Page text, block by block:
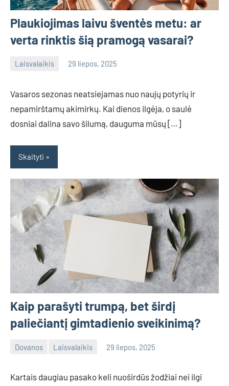
Plaukiojimas laivu šventės metu: ar
verta rinktis šią pramogą vasarai?
Laisvalaikis 29 liepos, 2025
Vasaros sezonas neatsiejamas nuo naujų potyrių ir
nepamirštamų akimirkų. Kai dienos ilgėja, o saulė
dosniai dalina savo šilumą, dauguma mūsų […]
Skaityti
Kaip parašyti trumpą, bet širdį
paliečiantį gimtadienio sveikinimą?
Dovanos Laisvalaikis 29 liepos, 2025
Kartais daugiau pasako keli nuoširdūs žodžiai nei ilgi